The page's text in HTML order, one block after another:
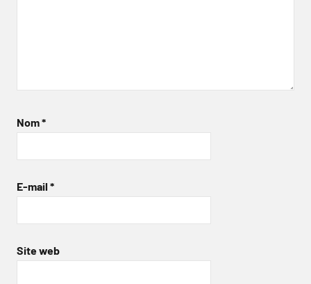
Nom*
E-mail *
Site web